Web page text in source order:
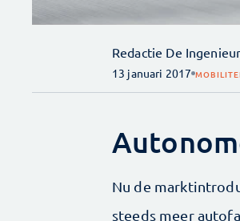
Redactie De Ingenieur
13 januari 2017
Nu de
steeds meer